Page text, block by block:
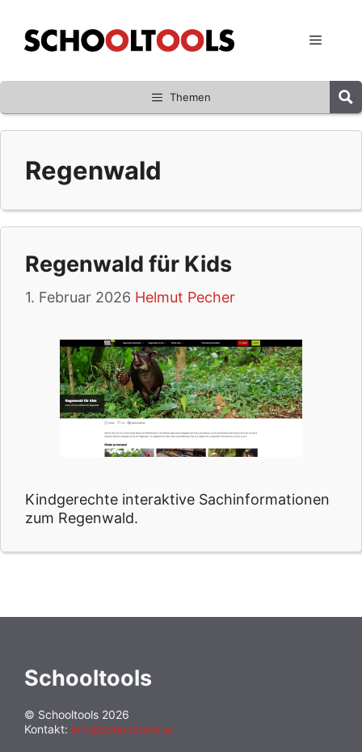
Inhalt
springen
Menü
Themen
Regenwald
Regenwald für Kids
1. Februar 2026 Helmut Pecher
Kindgerechte interaktive Sachinformationen
zum Regenwald.
Schooltools
© Schooltools 2026
Kontakt: info@schooltools.at